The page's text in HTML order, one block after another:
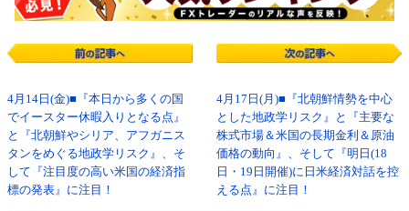
4月14日(金)■『本日から多くの国
でイースター休暇入りとなる点』
と『北朝鮮やシリア、アフガニス
タンをめぐる地政学リスク』、そ
して『注目度の高い米国の経済指
標の発表』に注目！
4月17日(月)■『北朝鮮情勢を中心
とした地政学リスク』と『主要な
株式市場＆米国の長期金利＆原油
価格の動向』、そして『明日(18
日・19日開催)に日米経済対話を控
える点』に注目！